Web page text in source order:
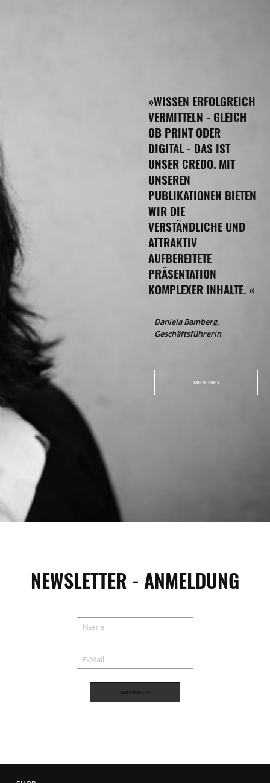
»WISSEN ERFOLGREICH
VERMITTELN - GLEICH
OB PRINT ODER
DIGITAL - DAS IST
UNSER CREDO. MIT
UNSEREN
PUBLIKATIONEN BIETEN
WIR DIE
VERSTÄNDLICHE UND
ATTRAKTIV
AUFBEREITETE
PRÄSENTATION
KOMPLEXER INHALTE. «
Daniela Bamberg,
Geschäftsführerin
MEHR INFO
NEWSLETTER - ANMELDUNG
ABONNIEREN